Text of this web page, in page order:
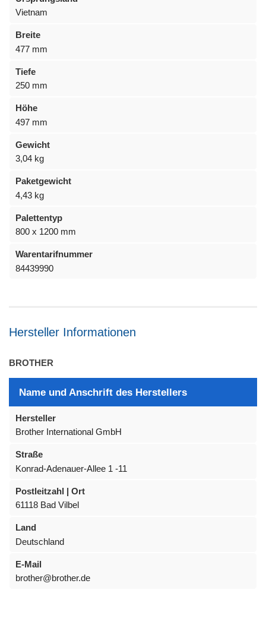
Vietnam
Breite
477 mm
Tiefe
250 mm
Höhe
497 mm
Gewicht
3,04 kg
Paketgewicht
4,43 kg
Palettentyp
800 x 1200 mm
Warentarifnummer
84439990
Hersteller Informationen
BROTHER
Name und Anschrift des Herstellers
Hersteller
Brother International GmbH
Straße
Konrad-Adenauer-Allee 1 -11
Postleitzahl | Ort
61118 Bad Vilbel
Land
Deutschland
E-Mail
brother@brother.de